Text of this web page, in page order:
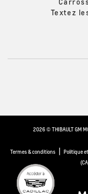
Textez
2026 © THIBAULT GM
Termes & conditions| Politique